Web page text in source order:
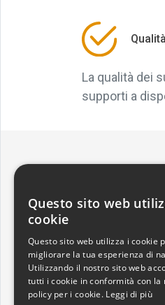
La qualità dei
supporti a
I nostri artisti
Trova il
Questo sito web
cookie
Questo sito web utilizza i cookie
migliorare la tua esperienza di
Utilizzando il nostro sito web
tutti i cookie in conformità con la
policy per i cookie. Leggi di più